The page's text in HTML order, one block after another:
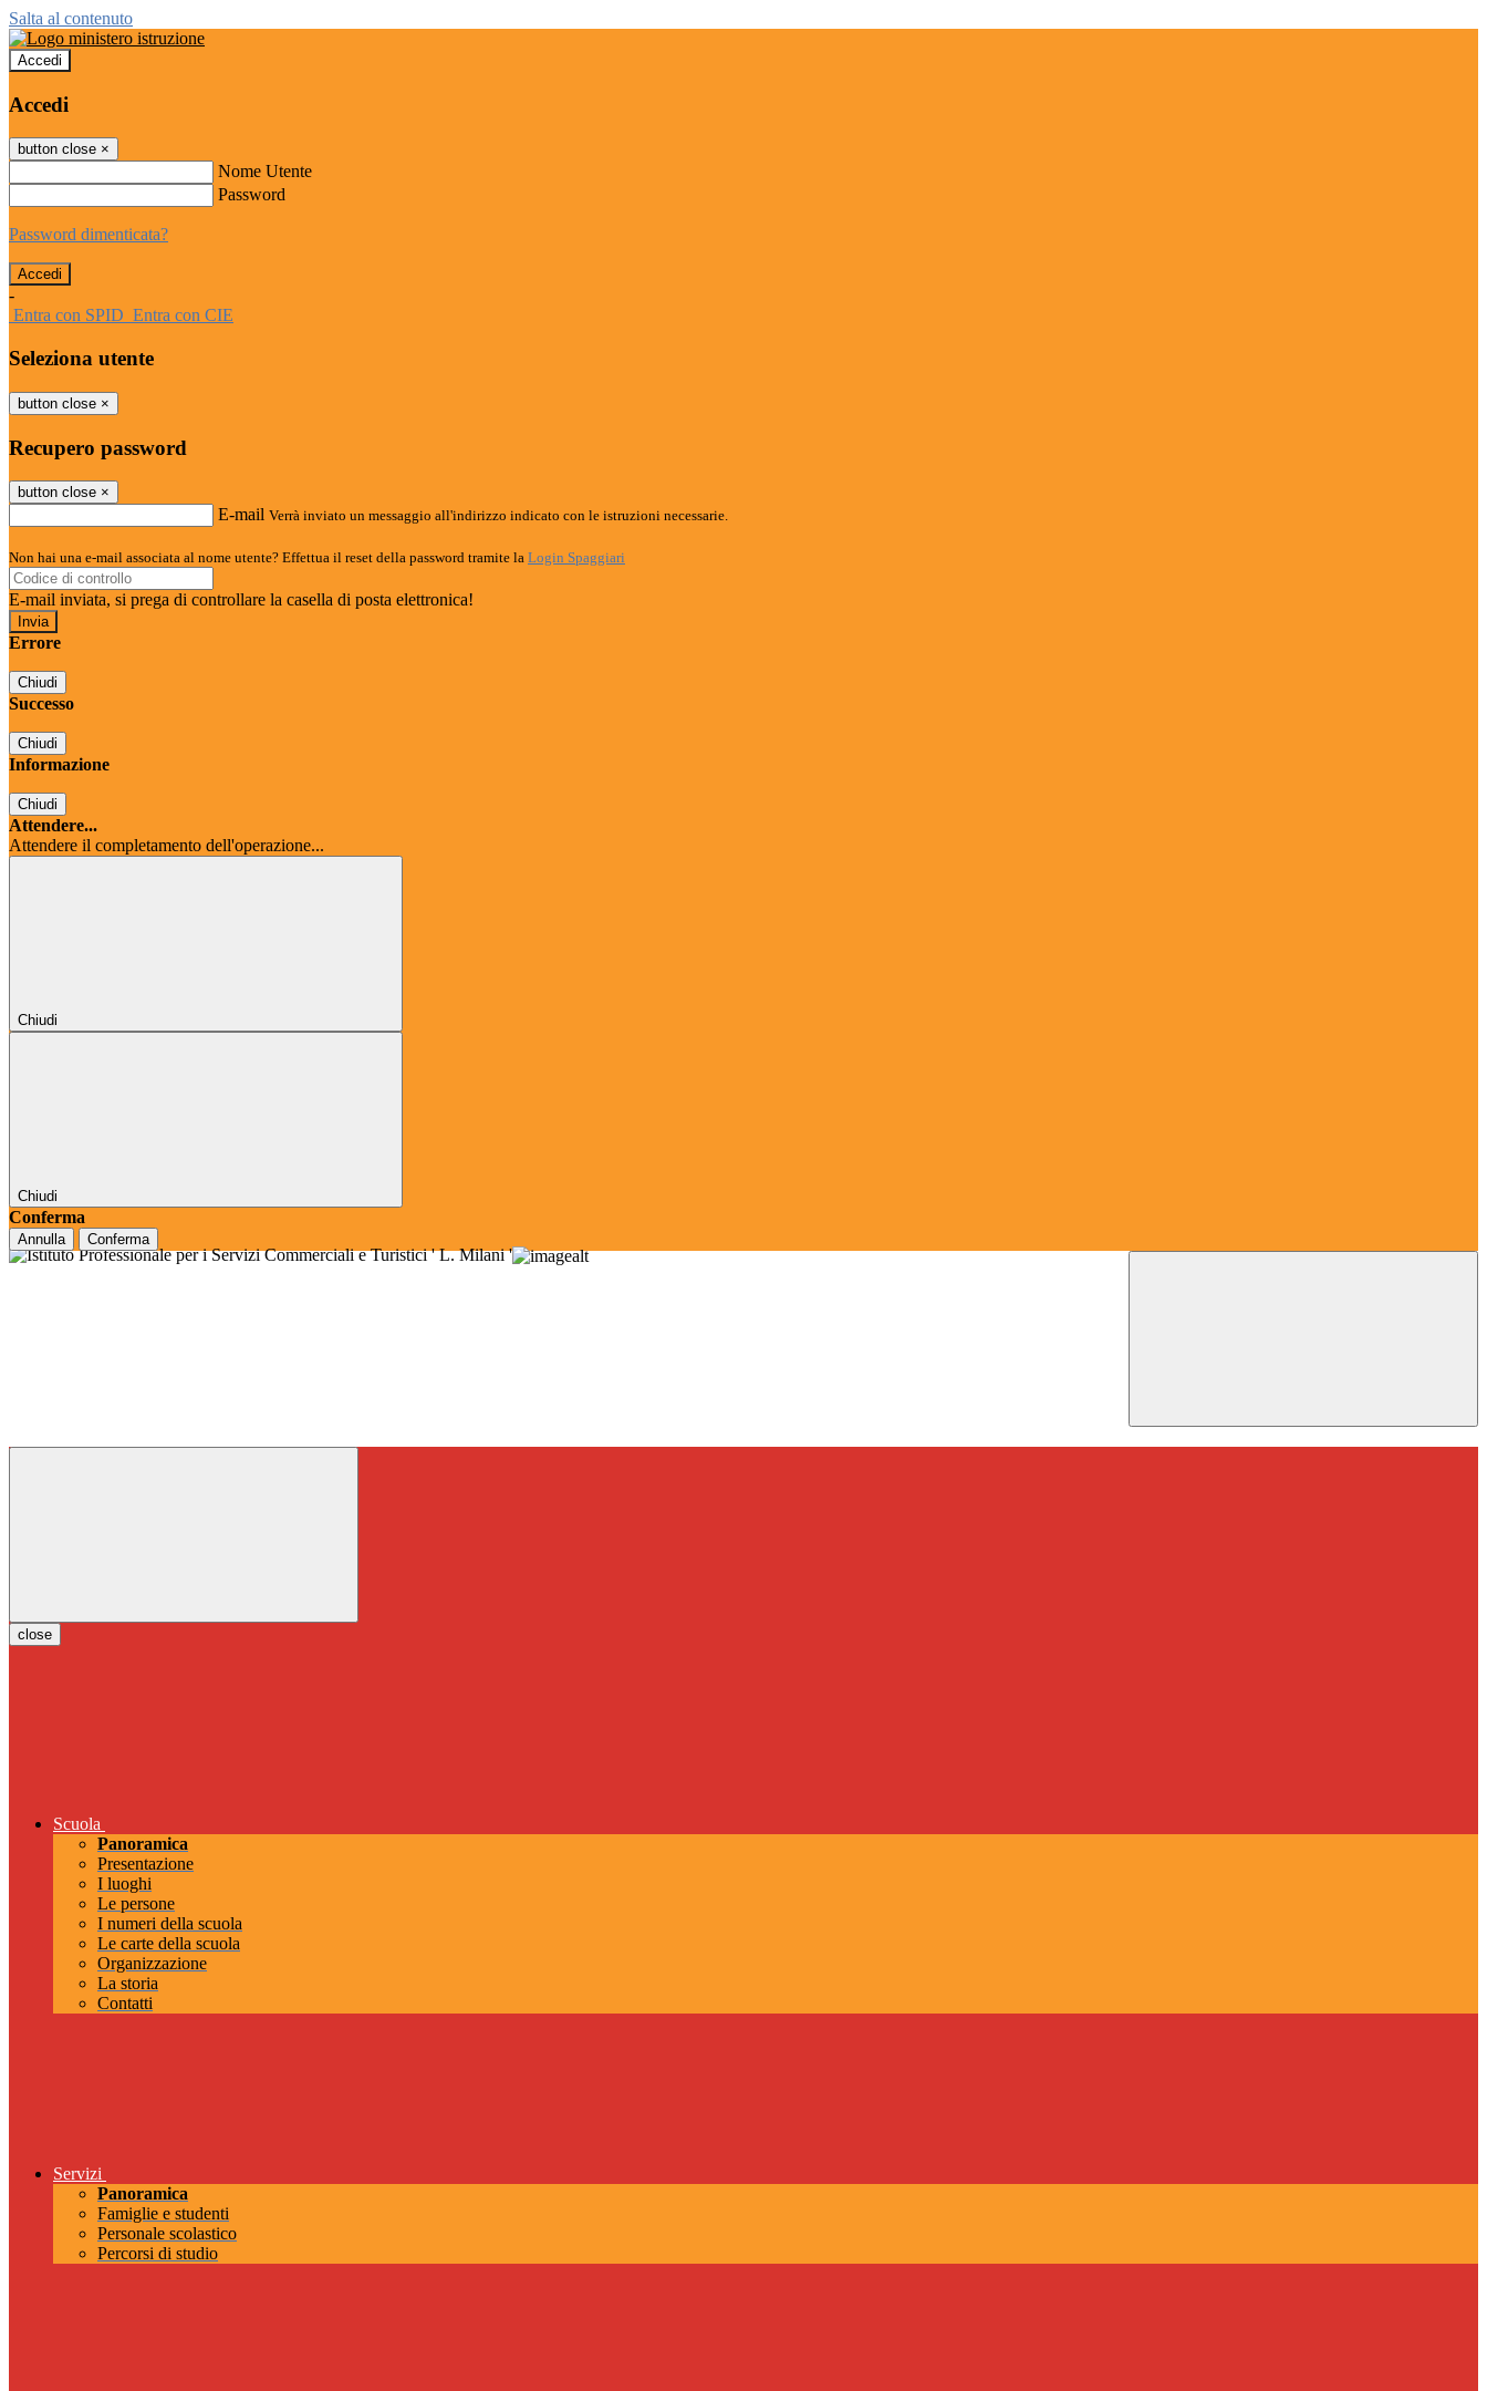
Salta al contenuto
Accedi
Accedi
button close ×
Nome Utente
Password
Password dimenticata?
-
Entra con SPID Entra con CIE
Seleziona utente
button close ×
Recupero password
button close ×
E-mail Verrà inviato un messaggio all'indirizzo indicato con le istruzioni necessarie.
Non hai una e-mail associata al nome utente? Effettua il reset della password tramite la Login Spaggiari
E-mail inviata, si prega di controllare la casella di posta elettronica!
Errore
Chiudi
Successo
Chiudi
Informazione
Chiudi
Attendere...
Attendere il completamento dell'operazione...
Chiudi
Chiudi
Conferma
Annulla Conferma
close
Scuola
Panoramica
Presentazione
I luoghi
Le persone
I numeri della scuola
Le carte della scuola
Organizzazione
La storia
Contatti
Servizi
Panoramica
Famiglie e studenti
Personale scolastico
Percorsi di studio